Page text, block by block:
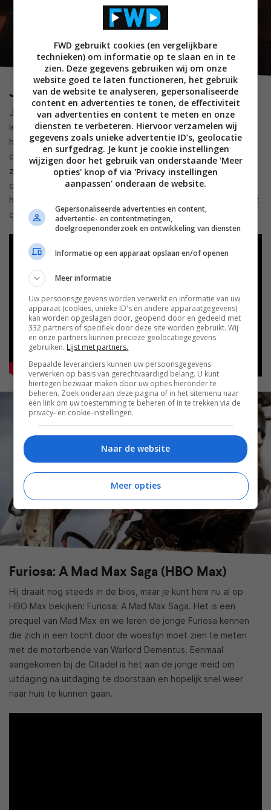
Jackpot! (Prime Video)
John Cena en Awkwafina zijn beide zeer gerespecteerde,
leuke acteurs en in Jackpot! zien we hoe ze zich staande
houden in een wereld waarin er een Grote Loterij is waarin je
de winnaar moet vermoorden voor de zon onder gaat. Dat
zorgt voor hilarische situaties en een grote strijd om geld en
ook een beetje een toekomst. Het is wel een film om even je
hersens bij uit te doen en gewoon lekker te genieten van het
domme vermaak. Het is immers worstelaar John Cena.
Furiosa: A Mad Max Saga (HBO Max)
Hij draait nog steeds in de bios, maar je kunt hem nu al op
HBO Max bekijken: Furiosa: A Mad Max Saga. Het is een
prequel van Mad Max en we leren de jonge Furiosa kennen
die zich in een tocht door de woestijn moet zien te meten
met de motorbende van Warlord Dementus. Eenmaal
aangekomen bij de Citadel is het aan de jonge meid om
uitdaging na uitdaging te doorstaan en hopelijk snel weer
naar huis te kunnen gaan.
FWD gebruikt cookies (en vergelijkbare
technieken) om informatie op te slaan en in te
zien. Deze gegevens gebruiken wij om onze
website goed te laten functioneren, het gebruik
van de website te analyseren, gepersonaliseerde
content en advertenties te tonen, de effectiviteit
van advertenties en content te meten en onze
diensten te verbeteren. Hiervoor verzamelen wij
gegevens zoals unieke advertentie ID’s, geolocatie
en surfgedrag. Je kunt je cookie instellingen
wijzigen door het gebruik van onderstaande 'Meer
opties' knop of via 'Privacy instellingen
aanpassen' onderaan de website.
Gepersonaliseerde advertenties en content,
advertentie- en contentmetingen,
doelgroepenonderzoek en ontwikkeling van diensten
Informatie op een apparaat opslaan en/of openen
Meer informatie
Uw persoonsgegevens worden verwerkt en informatie van uw
apparaat (cookies, unieke ID's en andere apparaatgegevens)
kan worden opgeslagen door, geopend door en gedeeld met
332 partners of specifiek door deze site worden gebruikt. Wij
en onze partners kunnen precieze geolocatiegegevens
gebruiken. Lijst met partners.
Bepaalde leveranciers kunnen uw persoonsgegevens
verwerken op basis van gerechtvaardigd belang. U kunt
hiertegen bezwaar maken door uw opties hieronder te
beheren. Zoek onderaan deze pagina of in het sitemenu naar
een link om uw toestemming te beheren of in te trekken via de
privacy- en cookie-instellingen.
Naar de website
Meer opties